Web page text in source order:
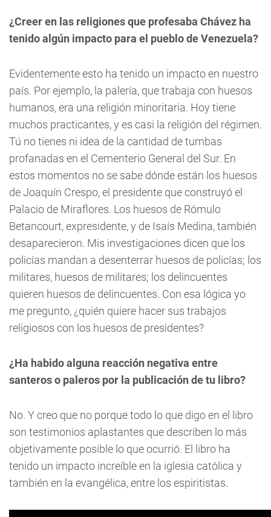
¿Creer en las religiones que profesaba Chávez ha
tenido algún impacto para el pueblo de Venezuela?
Evidentemente esto ha tenido un impacto en nuestro
país. Por ejemplo, la palería, que trabaja con huesos
humanos, era una religión minoritaria. Hoy tiene
muchos practicantes, y es casi la religión del régimen.
Tú no tienes ni idea de la cantidad de tumbas
profanadas en el Cementerio General del Sur. En
estos momentos no se sabe dónde están los huesos
de Joaquín Crespo, el presidente que construyó el
Palacio de Miraflores. Los huesos de Rómulo
Betancourt, expresidente, y de Isaís Medina, también
desaparecieron. Mis investigaciones dicen que los
policías mandan a desenterrar huesos de policías; los
militares, huesos de militares; los delincuentes
quieren huesos de delincuentes. Con esa lógica yo
me pregunto, ¿quién quiere hacer sus trabajos
religiosos con los huesos de presidentes?
¿Ha habido alguna reacción negativa entre
santeros o paleros por la publicación de tu libro?
No. Y creo que no porque todo lo que digo en el libro
son testimonios aplastantes que describen lo más
objetivamente posible lo que ocurrió. El libro ha
tenido un impacto increíble en la iglesia católica y
también en la evangélica, entre los espiritistas.